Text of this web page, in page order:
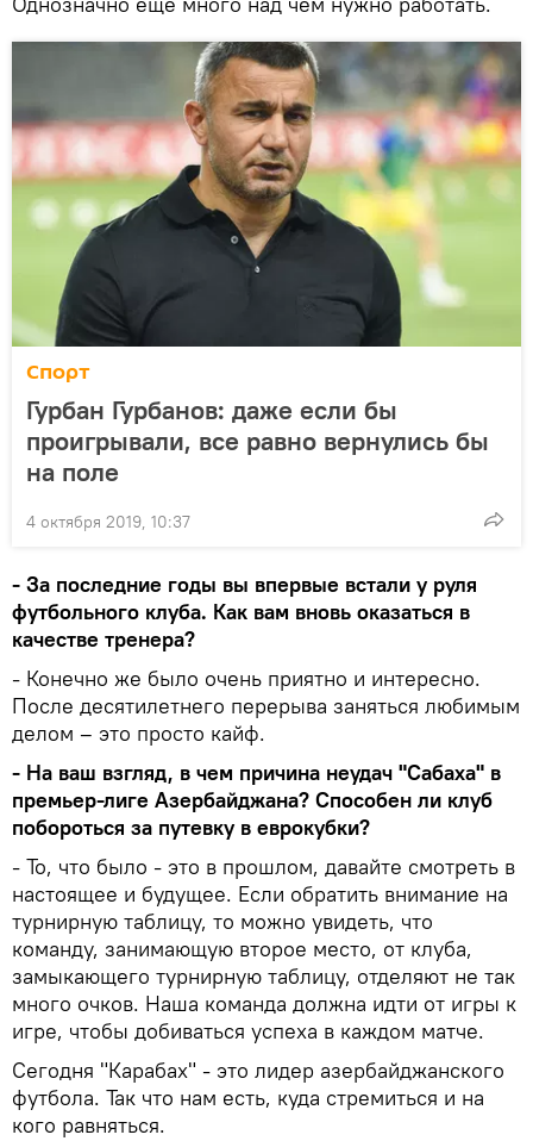
Спорт
Гурбан Гурбанов: даже если бы
проигрывали, все равно вернулись бы
на поле
4 октября 2019, 10:37
- За последние годы вы впервые встали у руля
футбольного клуба. Как вам вновь оказаться в
качестве тренера?
- Конечно же было очень приятно и интересно.
После десятилетнего перерыва заняться любимым
делом – это просто кайф.
- На ваш взгляд, в чем причина неудач "Сабаха" в
премьер-лиге Азербайджана? Способен ли клуб
побороться за путевку в еврокубки?
- То, что было - это в прошлом, давайте смотреть в
настоящее и будущее. Если обратить внимание на
турнирную таблицу, то можно увидеть, что
команду, занимающую второе место, от клуба,
замыкающего турнирную таблицу, отделяют не так
много очков. Наша команда должна идти от игры к
игре, чтобы добиваться успеха в каждом матче.
Сегодня "Карабах" - это лидер азербайджанского
футбола. Так что нам есть, куда стремиться и на
кого равняться.